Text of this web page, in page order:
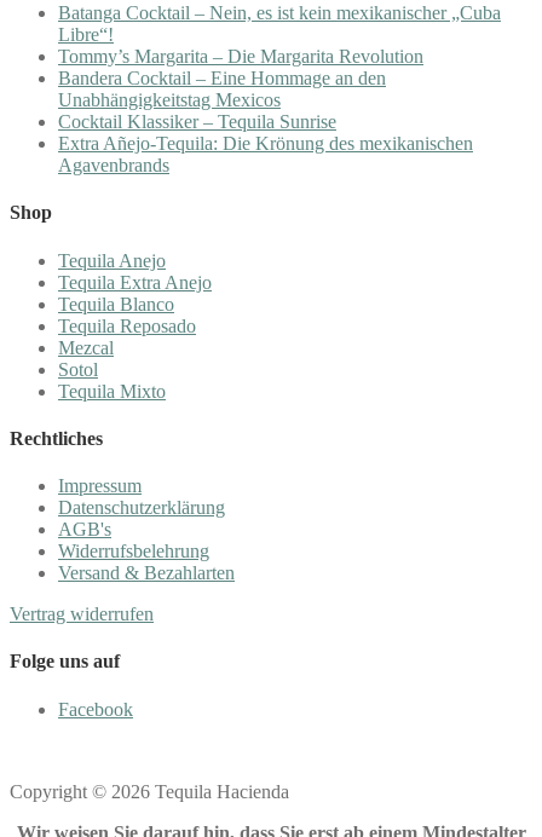
Batanga Cocktail – Nein, es ist kein mexikanischer „Cuba
Libre“!
Tommy’s Margarita – Die Margarita Revolution
Bandera Cocktail – Eine Hommage an den
Unabhängigkeitstag Mexicos
Cocktail Klassiker – Tequila Sunrise
Extra Añejo-Tequila: Die Krönung des mexikanischen
Agavenbrands
Shop
Tequila Anejo
Tequila Extra Anejo
Tequila Blanco
Tequila Reposado
Mezcal
Sotol
Tequila Mixto
Rechtliches
Impressum
Datenschutzerklärung
AGB's
Widerrufsbelehrung
Versand & Bezahlarten
Vertrag widerrufen
Folge uns auf
Facebook
Copyright © 2026 Tequila Hacienda
Wir weisen Sie darauf hin, dass Sie erst ab einem Mindestalter